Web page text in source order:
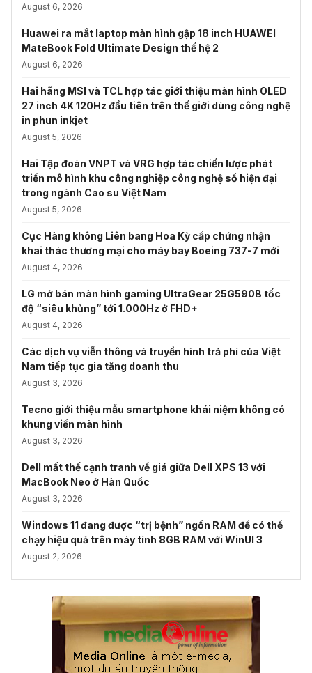
August 6, 2026
Huawei ra mắt laptop màn hình gập 18 inch HUAWEI
MateBook Fold Ultimate Design thế hệ 2
August 6, 2026
Hai hãng MSI và TCL hợp tác giới thiệu màn hình OLED
27 inch 4K 120Hz đầu tiên trên thế giới dùng công nghệ
in phun inkjet
August 5, 2026
Hai Tập đoàn VNPT và VRG hợp tác chiến lược phát
triển mô hình khu công nghiệp công nghệ số hiện đại
trong ngành Cao su Việt Nam
August 5, 2026
Cục Hàng không Liên bang Hoa Kỳ cấp chứng nhận
khai thác thương mại cho máy bay Boeing 737-7 mới
August 4, 2026
LG mở bán màn hình gaming UltraGear 25G590B tốc
độ “siêu khủng” tới 1.000Hz ở FHD+
August 4, 2026
Các dịch vụ viễn thông và truyền hình trả phí của Việt
Nam tiếp tục gia tăng doanh thu
August 3, 2026
Tecno giới thiệu mẫu smartphone khái niệm không có
khung viền màn hình
August 3, 2026
Dell mất thế cạnh tranh về giá giữa Dell XPS 13 với
MacBook Neo ở Hàn Quốc
August 3, 2026
Windows 11 đang được “trị bệnh” ngốn RAM để có thể
chạy hiệu quả trên máy tính 8GB RAM với WinUI 3
August 2, 2026